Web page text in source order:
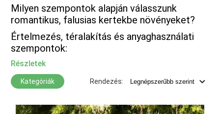
Milyen szempontok alapján válasszunk
romantikus, falusias kertekbe növényeket?
Értelmezés, téralakítás és anyaghasználati
szempontok:
Részletek
Kategóriák Rendezés: